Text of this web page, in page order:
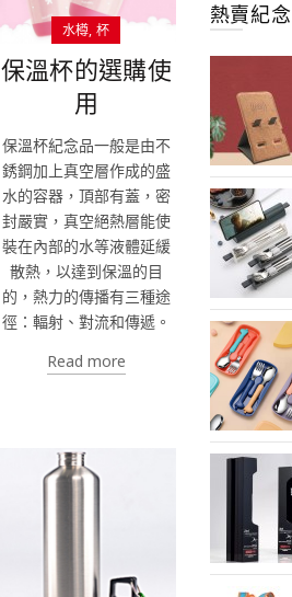
水樽 杯
保溫杯的選購使
用
保溫杯紀念品一般是由不
銹鋼加上真空層作成的盛
水的容器，頂部有蓋，密
封嚴實，真空絕熱層能使
裝在內部的水等液體延緩
散熱，以達到保溫的目
的，熱力的傳播有三種途
徑：輻射、對流和傳遞。
Read more
熱賣紀